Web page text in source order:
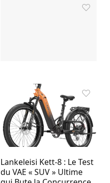
Lankeleisi Kett-8 : Le Test
du VAE « SUV » Ultime